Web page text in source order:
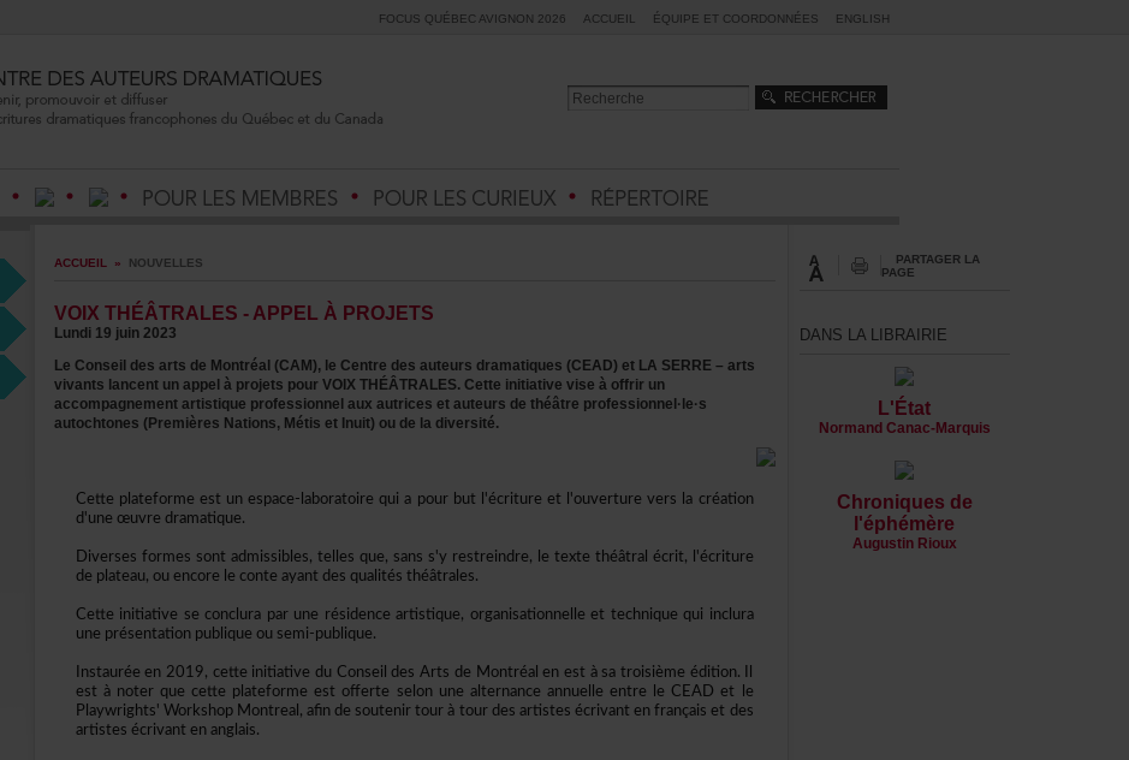
FOCUSQUÉBECAVIGNON2026 ACCUEIL ÉQUIPEETCOORDONNÉES ENGLISH
ACCUEIL » NOUVELLES
VOIXTHÉÂTRALES-APPELÀPROJETS
Lundi19juin2023
LeConseildesartsdeMontréal(CAM),leCentredesauteursdramatiques(CEAD)etLASERRE–arts
vivantslancentunappelàprojetspourVOIXTHÉÂTRALES.Cetteinitiativeviseàoffrirun
accompagnementartistiqueprofessionnelauxautricesetauteursdethéâtreprofessionnel·le·s
autochtones(PremièresNations,MétisetInuit)oudeladiversité.
Cetteplateformeestunespace-laboratoirequiapourbutl'écritureetl'ouvertureverslacréation
d'uneœuvredramatique.
Diversesformessontadmissibles,tellesque,sanss'yrestreindre,letextethéâtralécrit,l'écriture
deplateau,ouencoreleconteayantdesqualitésthéâtrales.
Cetteinitiativeseconcluraparunerésidenceartistique,organisationnelleettechniquequiinclura
uneprésentationpubliqueousemi-publique.
Instauréeen2019,cetteinitiativeduConseildesArtsdeMontréalenestàsatroisièmeédition.Il
estànoterquecetteplateformeestofferteselonunealternanceannuelleentreleCEADetle
Playwrights'WorkshopMontreal,afindesoutenirtouràtourdesartistesécrivantenfrançaisetdes
artistesécrivantenanglais.
PARTAGERLA
PAGE
DANSLALIBRAIRIE
L'État
NormandCanac-Marquis
Chroniquesde
l'éphémère
AugustinRioux